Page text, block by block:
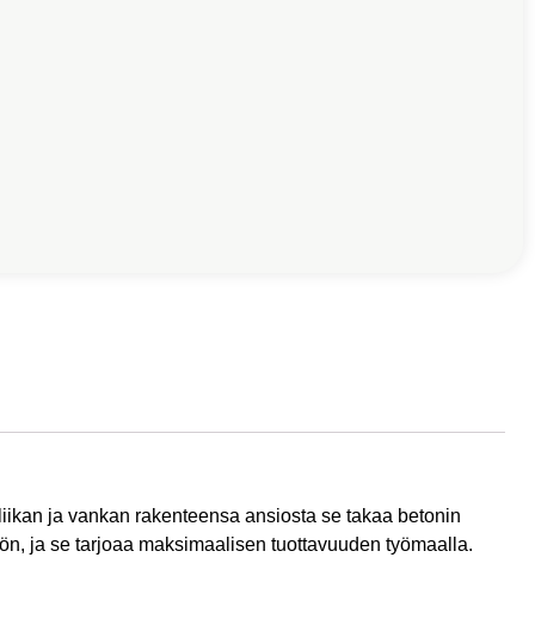
ja vankan rakenteensa ansiosta se takaa betonin
ja se tarjoaa maksimaalisen tuottavuuden työmaalla.